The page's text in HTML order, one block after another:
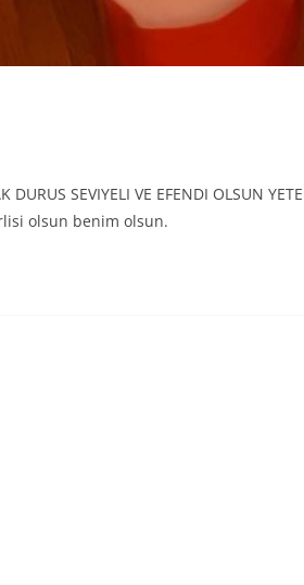
SEVIYELI VE EFENDI OLSUN
olsun benim olsun.